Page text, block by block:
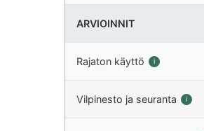
ARVIOINNIT
Rajaton käyttö i
Vilpinesto ja seuranta i